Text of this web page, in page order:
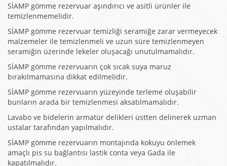
SİAMP gömme rezervuar aşındırıcı ve asitli ürünler ile
temizlenmemelidir.
SİAMP gömme rezervuar temizliği seramiğe zarar vermeyecek
malzemeler ile temizlenmeli ve uzun süre temizlenmeyen
seramiğin üzerinde lekeler oluşacağı unutulmamalıdır.
SİAMP gömme rezervuarın çok sıcak suya maruz
bırakılmamasına dikkat edilmelidir.
SİAMP gömme rezervuarın yüzeyinde terleme oluşabilir
bunların arada bir temizlenmesi aksatılmamalıdır.
Lavabo ve bidelerin armatür delikleri üstten delinerek uzman
ustalar tarafından yapılmalıdır.
SİAMP gömme rezervuarın montajında kokuyu önlemek
amaçlı pis su bağlantısı lastik conta veya Gada ile
kapatılmalıdır.